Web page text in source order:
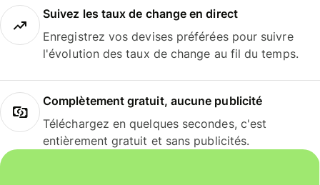
Suivez les taux de change en direct
Enregistrez vos devises préférées pour suivre
l'évolution des taux de change au fil du temps.
Complètement gratuit, aucune publicité
Téléchargez en quelques secondes, c'est
entièrement gratuit et sans publicités.